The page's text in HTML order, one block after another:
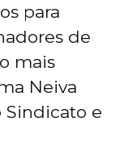
para
de
mais
Neiva
Sindicato e